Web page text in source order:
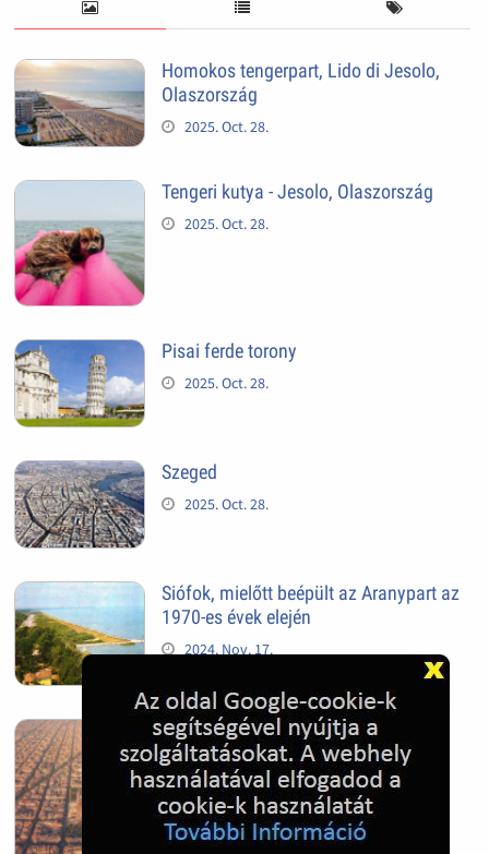
Homokos tengerpart, Lido di Jesolo,
Olaszország
2025. Oct. 28.
Tengeri kutya - Jesolo, Olaszország
2025. Oct. 28.
Pisai ferde torony
2025. Oct. 28.
Szeged
2025. Oct. 28.
Siófok, mielőtt beépült az Aranypart az
1970-es évek elején
2024. Nov. 17.
Barcelona, Spanyolország
2022. Dec. 04.